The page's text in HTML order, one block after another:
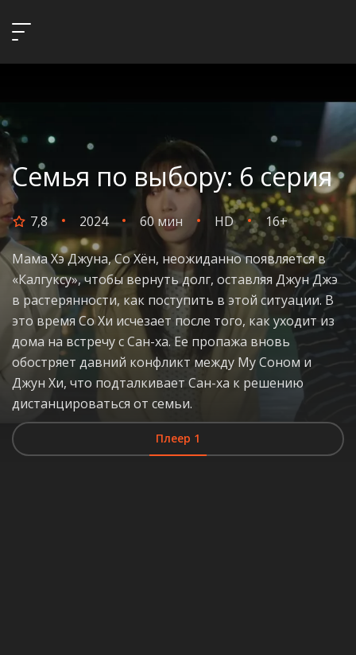
Семья по выбору: 6 серия
7,8 2024 60 мин HD 16+
Мама Хэ Джуна, Со Хён, неожиданно появляется в
«Калгуксу», чтобы вернуть долг, оставляя Джун Джэ
в растерянности, как поступить в этой ситуации. В
это время Со Хи исчезает после того, как уходит из
дома на встречу с Сан-ха. Ее пропажа вновь
обостряет давний конфликт между Му Соном и
Джун Хи, что подталкивает Сан-ха к решению
дистанцироваться от семьи.
Плеер 1